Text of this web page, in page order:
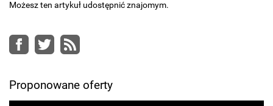
Możesz ten artykuł udostępnić znajomym.
Facebook
Twitter
RSS
Proponowane oferty